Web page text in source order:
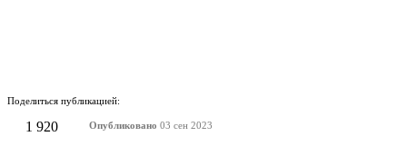
Поделиться публикацией:
1 920 Опубликовано 03 сен 2023